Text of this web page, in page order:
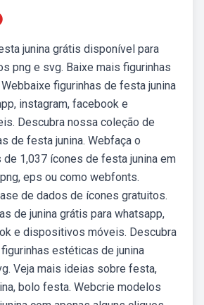
junina grátis disponível para
png e svg. Baixe mais figurinhas
figurinhas de festa junina
instagram, facebook e
Descubra nossa coleção de
de festa junina. Webfaça o
1,037 ícones de festa junina em
eps ou como webfonts.
de dados de ícones gratuitos.
de junina grátis para whatsapp,
e dispositivos móveis. Descubra
estéticas de junina
Veja mais ideias sobre festa,
bolo festa. Webcrie modelos